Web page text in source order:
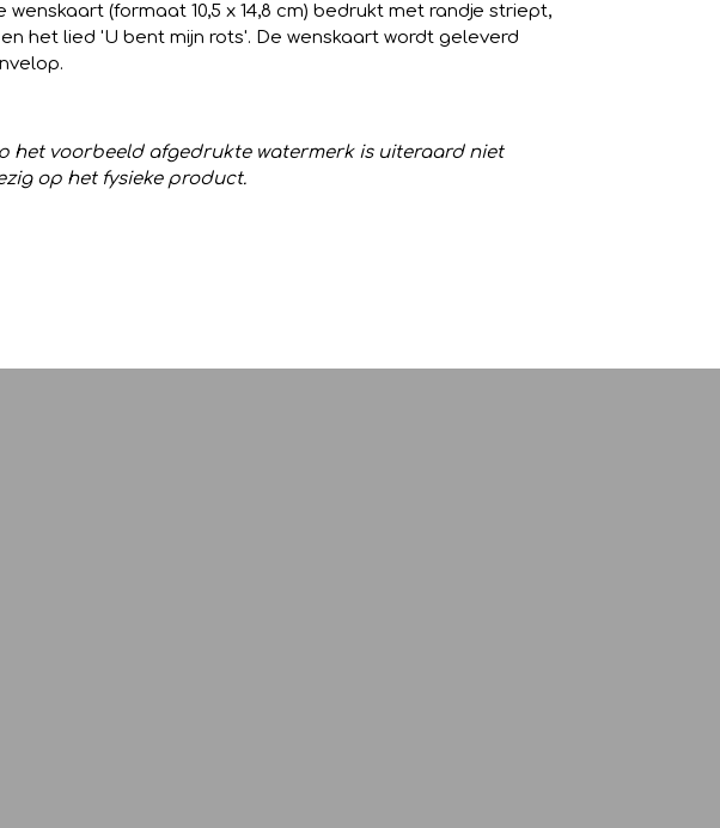
wenskaart (formaat 10,5 x 14,8 cm) bedrukt met randje striept,
het lied 'U bent mijn rots'. De wenskaart wordt geleverd
het voorbeeld afgedrukte watermerk is uiteraard niet
op het fysieke product.